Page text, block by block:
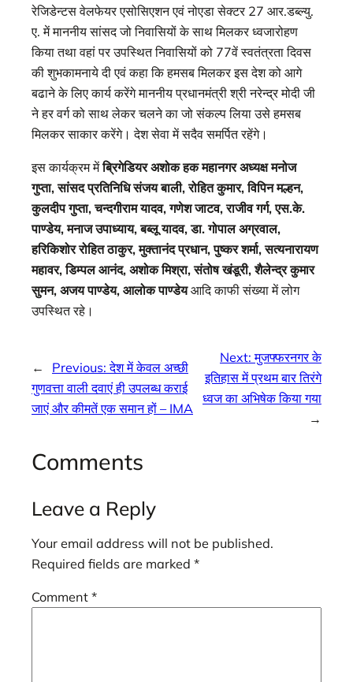
रेजिडेन्टस वेलफेयर एसोसिएशन एवं नोएडा सेक्टर 27 आर.डब्ल्यु.
ए. में माननीय सांसद जो निवासियों के साथ मिलकर ध्वजारोहण
किया तथा वहां पर उपस्थित निवासियों को 77वें स्वतंत्रता दिवस
की शुभकामनाये दी एवं कहा कि हमसब मिलकर इस देश को आगे
बढाने के लिए कार्य करेंगे माननीय प्रधानमंत्री श्री नरेन्द्र मोदी जी
ने हर वर्ग को साथ लेकर चलने का जो संकल्प लिया उसे हमसब
मिलकर साकार करेंगे। देश सेवा में सदैव समर्पित रहेंगे।
इस कार्यक्रम मेंब्रिगेडियर अशोक हक महानगर अध्यक्ष मनोज
गुप्ता, सांसद प्रतिनिधि संजय बाली, रोहित कुमार, विपिन मल्हन,
कुलदीप गुप्ता, चन्दगीराम यादव, गणेश जाटव, राजीव गर्ग, एस.के.
पाण्डेय, मनाज उपाध्याय, बब्लू यादव, डा. गोपाल अग्रवाल,
हरिकिशोर रोहित ठाकुर, मुक्तानंद प्रधान, पुष्कर शर्मा, सत्यनारायण
महावर, डिम्पल आनंद, अशोक मिश्रा, संतोष खंडूरी, शैलेन्द्र कुमार
सुमन, अजय पाण्डेय, आलोक पाण्डेयआदि काफी संख्या में लोग
उपस्थित रहे।
← Previous:देश में केवल अच्छी
गुणवत्ता वाली दवाएं ही उपलब्ध कराई
जाएं और कीमतें एक समान हों – IMA
Next:मुजफ्फरनगर के
इतिहास में प्रथम बार तिरंगे
ध्वज का अभिषेक किया गया
→
Comments
Leave a Reply
Your email address will not be published.
Required fields are marked *
Comment *